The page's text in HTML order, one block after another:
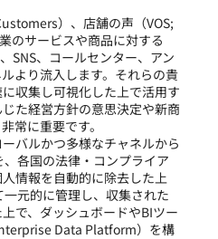
）、店舗の声（VOS;
のサービスや商品に対する
SNS、コールセンター、アン
より流入します。それらの貴
収集し可視化した上で活用す
た経営方針の意思決定や新商
常に重要です。
バルかつ多様なチャネルから
、各国の法律・コンプライア
情報を自動的に除去した上
元的に管理し、収集された
で、ダッシュボードやBIツー
Data Platform）を構